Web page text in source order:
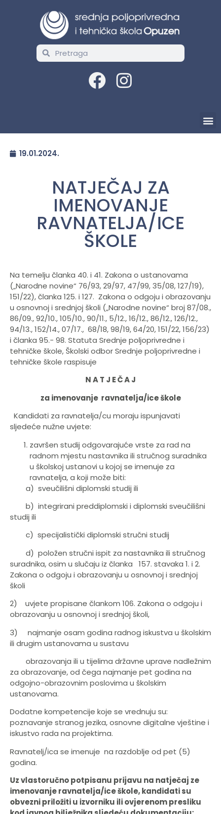
19.01.2024.
NATJEČAJ ZA
IMENOVANJE
RAVNATELJA/ICE
ŠKOLE
Na temelju članka 40. i 41. Zakona o ustanovama
(„Narodne novine“ 76/93, 29/97, 47/99, 35/08, 127/19),
151/22), članka 125. i 127. Zakona o odgoju i obrazovanju
u osnovnoj i srednjoj školi („Narodne novine“ broj 87/08.,
86/09., 92/10., 105/10., 90/11., 5/12., 16/12., 86/12., 126/12.,
94/13., 152/14., 07/17., 68/18, 98/19, 64/20, 151/22, 156/23)
i članka 95.- 98. Statuta Srednje poljoprivredne i
tehničke škole, Školski odbor Srednje poljoprivredne i
tehničke škole raspisuje
N A T J E Č A J
za imenovanje ravnatelja/ice škole
Kandidati za ravnatelja/cu moraju ispunjavati
sljedeće nužne uvjete:
završen studij odgovarajuće vrste za rad na
radnom mjestu nastavnika ili stručnog suradnika
u školskoj ustanovi u kojoj se imenuje za
ravnatelja, a koji može biti:
a) sveučilišni diplomski studij ili
b) integrirani preddiplomski i diplomski sveučilišni
studij ili
c) specijalistički diplomski stručni studij
d) položen stručni ispit za nastavnika ili stručnog
suradnika, osim u slučaju iz članka 157. stavaka 1. i 2.
Zakona o odgoju i obrazovanju u osnovnoj i srednjoj
školi
2) uvjete propisane člankom 106. Zakona o odgoju i
obrazovanju u osnovnoj i srednjoj školi,
3) najmanje osam godina radnog iskustva u školskim
ili drugim ustanovama u sustavu
obrazovanja ili u tijelima državne uprave nadležnim
za obrazovanje, od čega najmanje pet godina na
odgojno-­obrazovnim poslovima u školskim
ustanovama.
Dodatne kompetencije koje se vrednuju su:
poznavanje stranog jezika, osnovne digitalne vještine i
iskustvo rada na projektima.
Ravnatelj/ica se imenuje na razdoblje od pet (5)
godina.
Uz vlastoručno potpisanu prijavu na natječaj ze
imenovanje ravnatelja/ice škole, kandidati su
obvezni priložiti u izvorniku ili ovjerenom presliku